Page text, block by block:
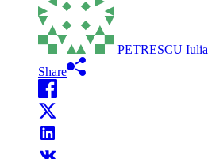
PETRESCU Iulia
Share